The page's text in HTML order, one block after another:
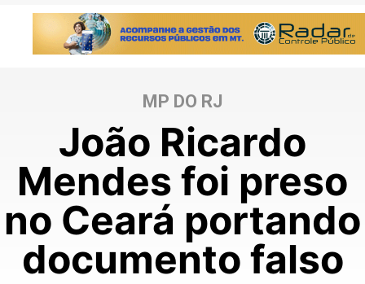
MP DO RJ
João Ricardo
Mendes foi preso
no Ceará portando
documento falso